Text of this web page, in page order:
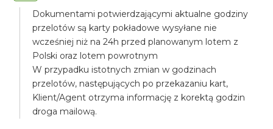
Dokumentami potwierdzającymi aktualne godziny
przelotów są karty pokładowe wysyłane nie
wcześniej niż na 24h przed planowanym lotem z
Polski oraz lotem powrotnym
W przypadku istotnych zmian w godzinach
przelotów, następujących po przekazaniu kart,
Klient/Agent otrzyma informację z korektą godzin
droga mailową.